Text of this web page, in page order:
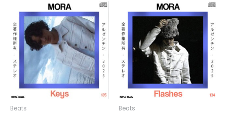
USD$20
hasta
USD$200
USD$20
hasta
Beats Beats